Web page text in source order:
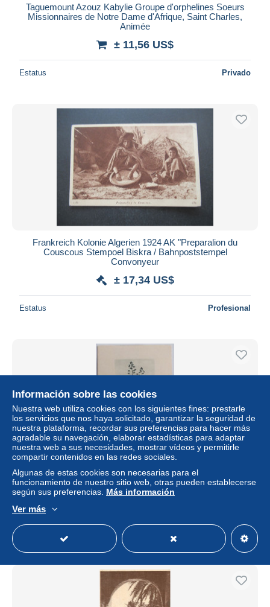
Taguemount Azouz Kabylie Groupe d'orphelines Soeurs
Missionnaires de Notre Dame d'Afrique, Saint Charles,
Animée
± 11,56 US$
Estatus Privado
Frankreich Kolonie Algerien 1924 AK "Preparalion du
Couscous Stempoel Biskra / Bahnpoststempel
Convonyeur
± 17,34 US$
Estatus Profesional
ALGERIE - ALOES EN FLEURS / FLORE - Enfant - carte
postale J. Geiser Alger
Privado
Información sobre las cookies
Nuestra web utiliza cookies con los siguientes fines: prestarle
los servicios que nos haya solicitado, garantizar la seguridad de
nuestra plataforma, recordar sus preferencias para hacer más
agradable su navegación, elaborar estadísticas para adaptar
nuestra web a sus necesidades, mostrar vídeos y permitirle
compartir contenidos en las redes sociales.
Algunas de estas cookies son necesarias para el
funcionamiento de nuestro sitio web, otras pueden establecerse
según sus preferencias. Más información
Ver más